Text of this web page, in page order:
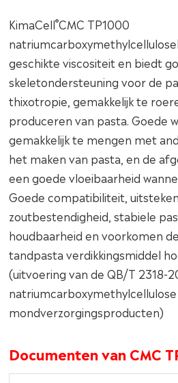
KimaCell®CMC TP1000
geschikte viscositeit en biedt
skeletondersteuning voor de
thixotropie, gemakkelijk te
produceren van pasta. Goede
gemakkelijk te mengen met
het maken van pasta, en de
een goede vloeibaarheid
Goede compatibiliteit,
zoutbestendigheid, stabiele
houdbaarheid en voorkomen
tandpasta verdikkingsmiddel
(uitvoering van de QB/T 2318-
mondverzorgingsproducten)
Documenten van CMC